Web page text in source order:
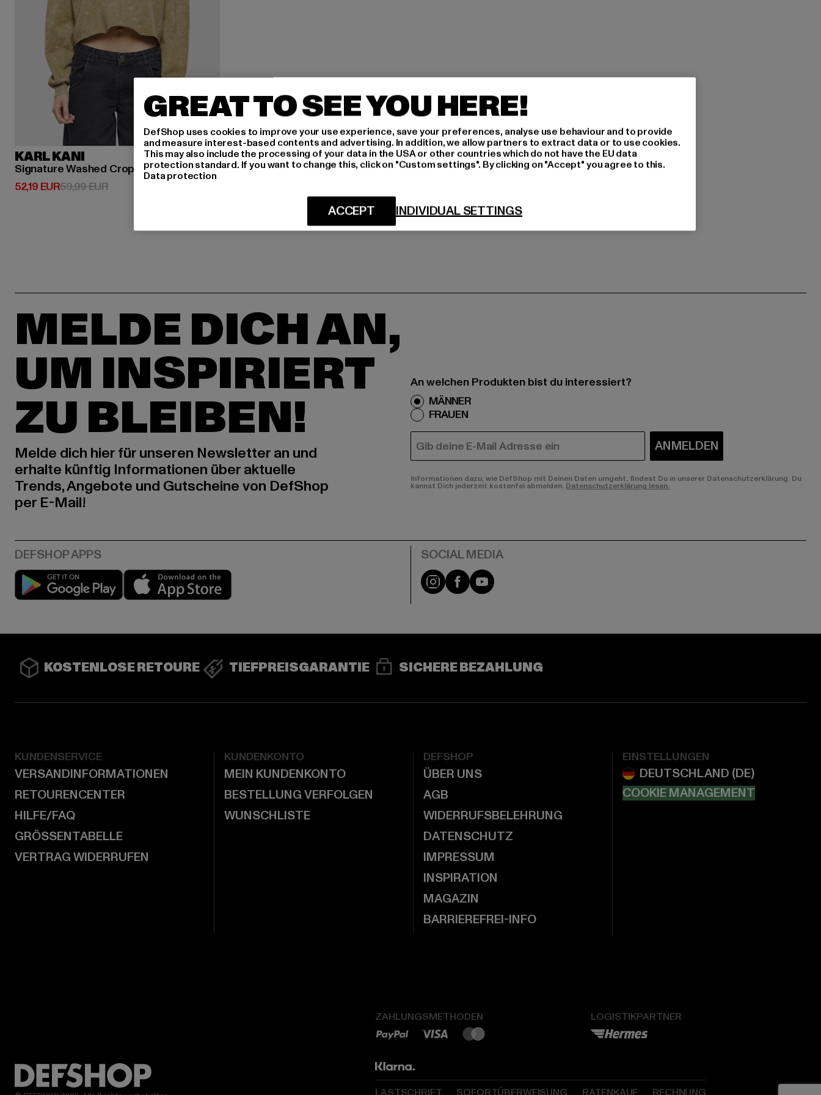
KARL KANI
Signature Washed Crop
52,19 EUR
Derzeitiger Preis: 52,19 EUR
59,99 EURAktionspreis: 59,99 EUR
MELDE DICH AN,
UM INSPIRIERT
ZU BLEIBEN!
Melde dich hier für unseren Newsletter an und
erhalte künftig Informationen über aktuelle
Trends, Angebote und Gutscheine von DefShop
per E-Mail!
An welchen Produkten bist du interessiert?
MÄNNER
FRAUEN
E-MAIL ANMELDEN
Informationen dazu, wie DefShop mit Deinen Daten umgeht, findest Du in unserer Datenschutzerklärung. Du
kannst Dich jederzeit kostenfei abmelden. Datenschutzerklärung lesen.
Play market Instagram
FacebookYouTube
KOSTENLOSE RETOURE TIEFPREISGARANTIE SICHERE BEZAHLUNG
KUNDENSERVICE
VERSANDINFORMATIONEN
RETOURENCENTER
HILFE/FAQ
GRÖSSENTABELLE
VERTRAG WIDERRUFEN
KUNDENKONTO
MEIN KUNDENKONTO
BESTELLUNG VERFOLGEN
WUNSCHLISTE
DEFSHOP
ÜBER UNS
AGB
WIDERRUFSBELEHRUNG
DATENSCHUTZ
IMPRESSUM
INSPIRATION
MAGAZIN
BARRIEREFREI-INFO
EINSTELLUNGEN
COOKIE MANAGEMENT
ZAHLUNGSMETHODEN LOGISTIKPARTNER
GREAT TO SEE YOU HERE!
DefShop uses cookies to improve your use experience, save your preferences, analyse use behaviour and to provide
and measure interest-based contents and advertising. In addition, we allow partners to extract data or to use cookies.
This may also include the processing of your data in the USA or other countries which do not have the EU data
protection standard. If you want to change this, click on "Custom settings". By clicking on "Accept" you agree to this.
Data protection
INDIVIDUAL SETTINGS
ACCEPT